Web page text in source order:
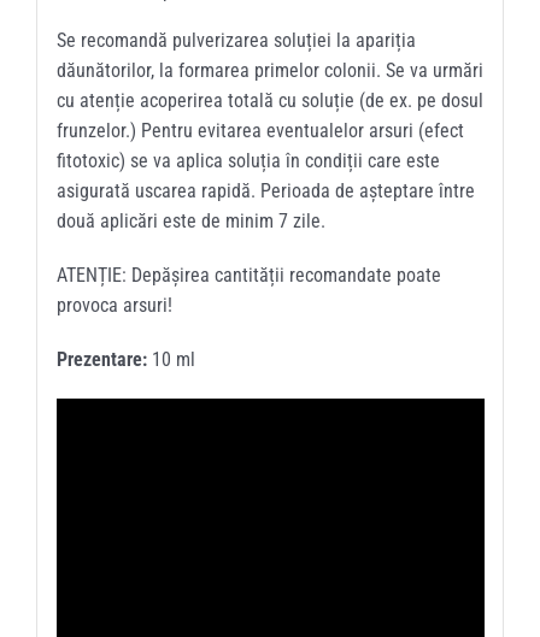
Se recomandă pulverizarea soluției la apariția
dăunătorilor, la formarea primelor colonii. Se va urmări
cu atenție acoperirea totală cu soluție (de ex. pe dosul
frunzelor.) Pentru evitarea eventualelor arsuri (efect
fitotoxic) se va aplica soluția în condiții care este
asigurată uscarea rapidă. Perioada de așteptare între
două aplicări este de minim 7 zile.
ATENȚIE: Depășirea cantității recomandate poate
provoca arsuri!
Prezentare:10 ml